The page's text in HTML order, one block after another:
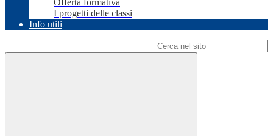
Offerta formativa
I progetti delle classi
Info utili